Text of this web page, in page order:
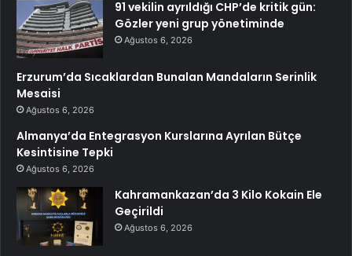
91 vekilin ayrıldığı CHP’de kritik gün:
Gözler yeni grup yönetiminde
Ağustos 6, 2026
Erzurum’da Sıcaklardan Bunalan Mandaların Serinlik
Mesaisi
Ağustos 6, 2026
Almanya’da Entegrasyon Kurslarına Ayrılan Bütçe
Kesintisine Tepki
Ağustos 6, 2026
Kahramankazan’da 3 Kilo Kokain Ele
Geçirildi
Ağustos 6, 2026